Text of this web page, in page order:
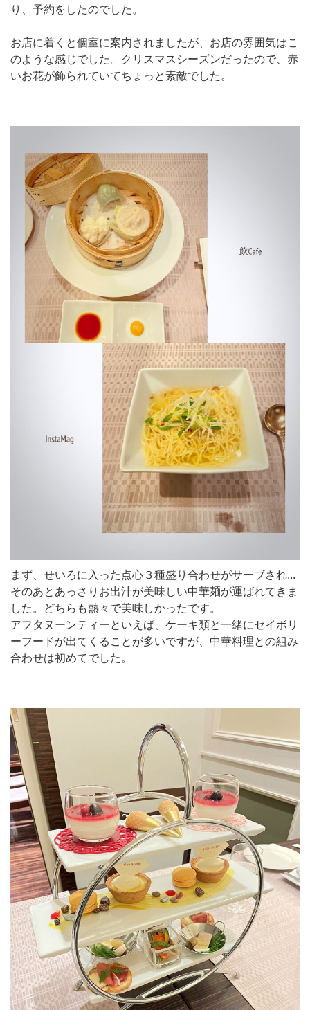
り、予約をしたのでした。
お店に着くと個室に案内されましたが、お店の雰囲気はこ
のような感じでした。クリスマスシーズンだったので、赤
いお花が飾られていてちょっと素敵でした。
まず、せいろに入った点心３種盛り合わせがサーブされ...
そのあとあっさりお出汁が美味しい中華麺が運ばれてきま
した。どちらも熱々で美味しかったです。
アフタヌーンティーといえば、ケーキ類と一緒にセイボリ
ーフードが出てくることが多いですが、中華料理との組み
合わせは初めてでした。